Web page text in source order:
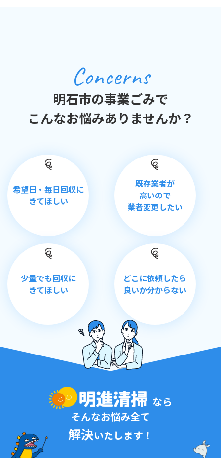
Concerns
明石市の事業ごみで
こんなお悩みありませんか？
希望日・毎日回収に
きてほしい
既存業者が
高いので
業者変更したい
少量でも回収に
きてほしい
どこに依頼したら
良いか分からない
なら
そんなお悩み全て
解決いたします！